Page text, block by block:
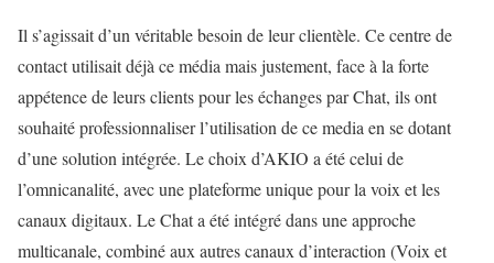
Il s’agissait d’un véritable besoin de leur clientèle. Ce centre de
contact utilisait déjà ce média mais justement, face à la forte
appétence de leurs clients pour les échanges par Chat, ils ont
souhaité professionnaliser l’utilisation de ce media en se dotant
d’une solution intégrée. Le choix d’AKIO a été celui de
l’omnicanalité, avec une plateforme unique pour la voix et les
canaux digitaux. Le Chat a été intégré dans une approche
multicanale, combiné aux autres canaux d’interaction (Voix et